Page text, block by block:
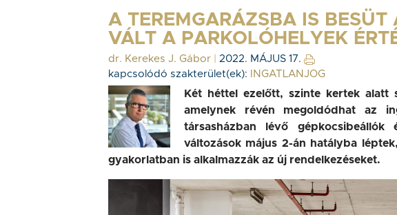
A TEREMGARÁZSBA IS BESÜT
VÁLT A PARKOLÓHELYEK
dr. Kerekes J. Gábor
2022. MÁJUS 17.
kapcsolódó szakterület(ek):
INGATLANJOG
Két héttel ezelőtt, szinte kertek alatt
amelynek révén megoldódhat az
társasházban lévő gépkocsibeállók
változások május 2-án hatályba
gyakorlatban is alkalmazzák az új rendelkezéseket.